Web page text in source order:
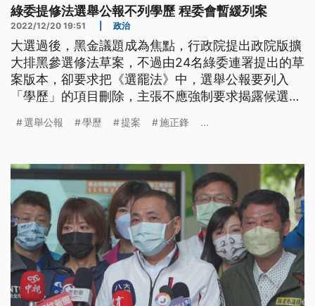
綠委提修法選舉公報不列學歷 程委會暫緩列案
2022/12/20 19:51 政治
大選過後，黑金議題成為焦點，行政院提出政院版擴
大排黑參選修法草案，不過由24名綠委連署提出的草
案版本，卻要求把《選罷法》中，選舉公報要列入
「學歷」的項目刪除，主張不應強制要求揭露候選人
視，更在立院程序委員會中擋下，暫緩列案，沒有付
選舉公報 學歷 提案 施正鋒 ...